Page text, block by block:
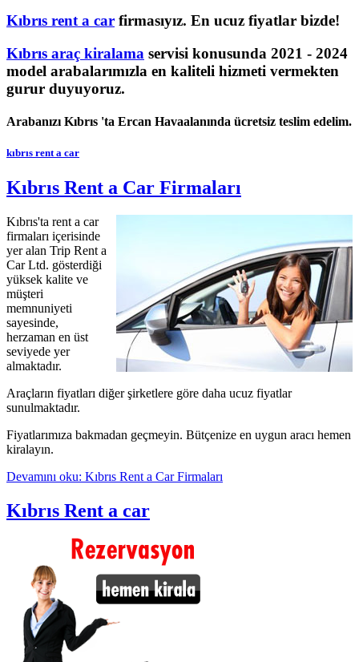
Kıbrıs rent a car firmasıyız. En ucuz fiyatlar bizde!
Kıbrıs araç kiralama servisi konusunda 2021 - 2024
model arabalarımızla en kaliteli hizmeti vermekten
gurur duyuyoruz.
Arabanızı Kıbrıs 'ta Ercan Havaalanında ücretsiz teslim edelim.
kıbrıs rent a car
Kıbrıs Rent a Car Firmaları
Kıbrıs'ta rent a car
firmaları içerisinde
yer alan Trip Rent a
Car Ltd. gösterdiği
yüksek kalite ve
müşteri
memnuniyeti
sayesinde,
herzaman en üst
seviyede yer
almaktadır.
Araçların fiyatları diğer şirketlere göre daha ucuz fiyatlar
sunulmaktadır.
Fiyatlarımıza bakmadan geçmeyin. Bütçenize en uygun aracı hemen
kiralayın.
Devamını oku: Kıbrıs Rent a Car Firmaları
Kıbrıs Rent a car